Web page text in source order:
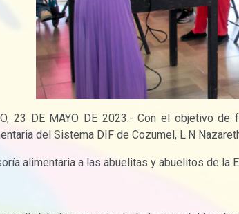
23 DE MAYO DE 2023.- Con el objetivo
del Sistema DIF de Cozumel, L.N
alimentaria a las abuelitas y abuelitos de la